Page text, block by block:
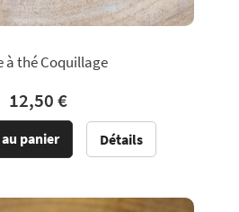
à thé Coquillage
12,50 €
panier Détails